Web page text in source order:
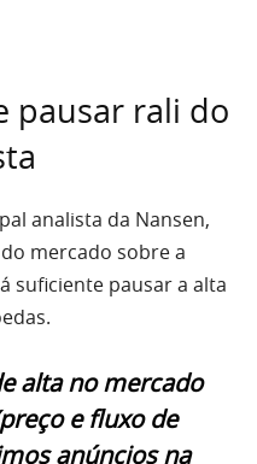
pausar rali do
analista da Nansen,
mercado sobre a
suficiente pausar a alta
alta no mercado
e fluxo de
anúncios na